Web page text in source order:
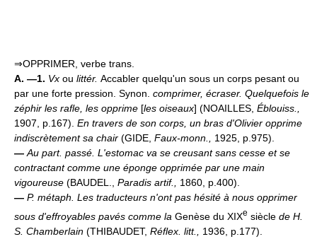
⇒OPPRIMER, verbe trans.
A. —1. Vx ou littér. Accabler quelqu'un sous un corps pesant ou
par une forte pression. Synon. comprimer, écraser. Quelquefois le
zéphir les rafle, les opprime [les oiseaux] (NOAILLES, Éblouiss.,
1907, p.167). En travers de son corps, un bras d'Olivier opprime
indiscrètement sa chair (GIDE, Faux-monn., 1925, p.975).
— Au part. passé. L'estomac va se creusant sans cesse et se
contractant comme une éponge opprimée par une main
vigoureuse (BAUDEL., Paradis artif., 1860, p.400).
— P. métaph. Les traducteurs n'ont pas hésité à nous opprimer
sous d'effroyables pavés comme la Genèse du XIXe siècle de H.
S. Chamberlain (THIBAUDET, Réflex. litt., 1936, p.177).